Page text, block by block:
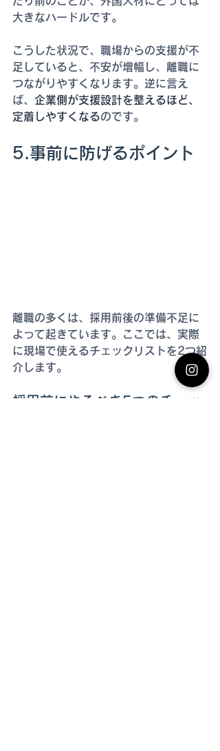
大きなハードルです。
こうした状況で、職場からの支援が不
足していると、不安が増幅し、離職に
つながりやすくなります。逆に言え
ば、 企業側が支援設計を整えるほど、
定着しやすくなるのです。
5.事前に防げるポイント
離職の多くは、採用前後の準備不足に
よって起きています。ここでは、実際
に現場で使えるチェックリストを2つ紹
介します。
採用前にやるべき5つのチェッ